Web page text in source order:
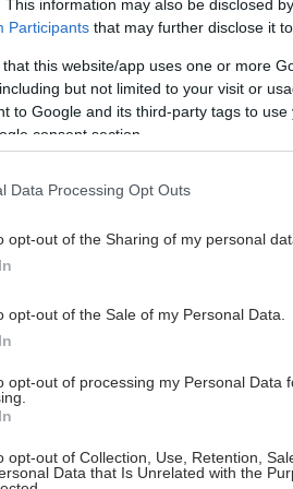
This information may also be disclosed
Participants that may further disclose it
that this website/app uses one or more
but not limited to your visit or
to Google and its third-party tags to
consent section.
Data Processing Opt Outs
opt-out of the Sharing of my personal
opt-out of the Sale of my Personal Data.
opt-out of processing my Personal Data
opt-out of Collection, Use, Retention,
Data that Is Unrelated with the
αποζημίωσης με
ιατροτεχνολογικές
ευνοεί την
στην καινοτομία».
Πολλαπλά τα
Ιάκωβος
Ευρείας Χρήσης
«Αναγνωρίζοντας